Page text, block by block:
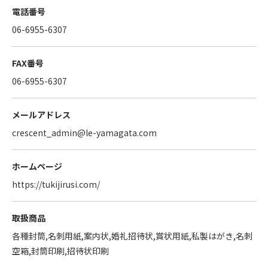
電話番号
06-6955-6307
FAX番号
06-6955-6307
メールアドレス
crescent_admin@le-yamagata.com
ホームページ
https://tukijirusi.com/
取扱商品
各種封筒,名刺用紙,案内状,婚礼招待状,賞状用紙,私製はがき,名刺
空箱,封筒印刷,招待状印刷